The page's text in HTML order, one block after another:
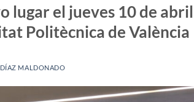
lugar el jueves 10 de abril
Politècnica de València
MALDONADO